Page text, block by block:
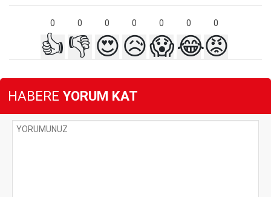
0 0 0 0 0 0 0
👍 👎 😍😥😱😂😡
HABERE YORUM KAT